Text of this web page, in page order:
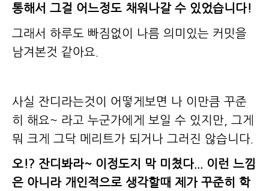
통해서 그걸 어느정도 채워나갈 수 있었습니다!
그래서 하루도 빠짐없이 나름 의미있는 커밋을
남겨본것 같아요.
사실 잔디라는것이 어떻게보면 나 이만큼 꾸준
히 해요~ 라고 누군가에게 보일 수 있지만, 그게
뭐 크게 그닥 메리트가 되거나 그러진 않습니다.
오!? 잔디봐라~ 이정도지 막 미쳤다... 이런 느낌
은 아니라 개인적으로 생각할때 제가 꾸준히 학